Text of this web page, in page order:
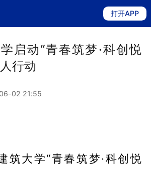
打开APP
启动“青春筑梦·科创悦
行动
02 21:55
筑大学“青春筑梦·科创悦